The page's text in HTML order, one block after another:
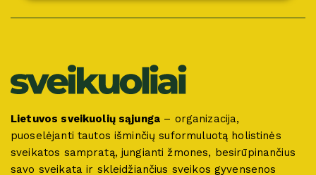
Lietuvos sveikuolių sąjunga – organizacija,
puoselėjanti tautos išminčių suformuluotą holistinės
sveikatos sampratą, jungianti žmones, besirūpinančius
savo sveikata ir skleidžiančius sveikos gyvensenos